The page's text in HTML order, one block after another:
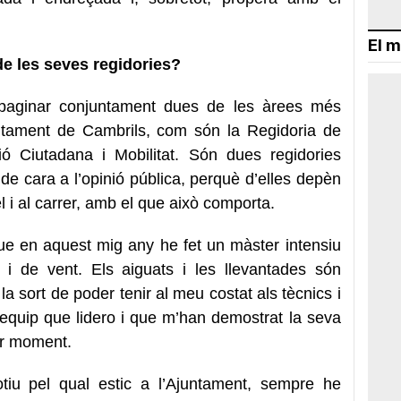
les seves regidories?
conjuntament dues de les àrees més
de Cambrils, com són la Regidoria de
Ciutadana i Mobilitat. Són dues regidories
cara a l’opinió pública, perquè d’elles depèn
al carrer, amb el que això comporta.
en aquest mig any he fet un màster intensiu
i de vent. Els aiguats i les llevantades són
sort de poder tenir al meu costat als tècnics i
que lidero i que m’han demostrat la seva
moment.
pel qual estic a l’Ajuntament, sempre he
El